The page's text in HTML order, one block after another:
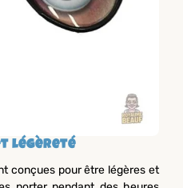
légèreté
conçues pour être légères et